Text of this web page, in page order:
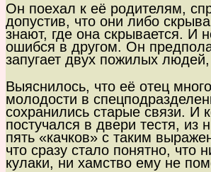
Он поехал к её родителям,
допустив, что они либо
знают, где она скрывается. И
ошибся в другом. Он
запугает двух пожилых
Выяснилось, что её отец
молодости в
сохранились старые связи. И
постучался в двери тестя, из
пять «качков» с таким
что сразу стало понятно, что
кулаки, ни хамство ему не